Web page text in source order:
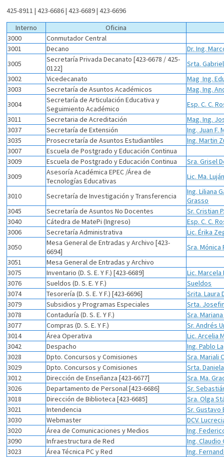
425-8911 | 423-6686 | 423-6689 | 423-6696
Interno
Oficina
3000
Conmutador Central
3001
Decano
Dr. Ing.
3005
Secretaría Privada Decanato [423-6678 / 425-
0122]
Srta.
3002
Vicedecanato
Mag Ing.
3003
Secretaría de Asuntos Académicos
Mag. Ing.
3004
Secretaría de Articulación Educativa y
Seguimiento Académico
Esp. C. C.
3011
Secretaria de Acreditación
Mag. Ing.
3037
Secretaría de Extensión
Ing. Juan F.
3035
Prosecretaría de Asuntos Estudiantiles
Ing. Martin
3007
Escuela de Postgrado y Educación Continua
3009
Escuela de Postgrado y Educación Continua
Sra. Grisel
3009
Asesoría Académica EPEC /Área de
Tecnologías Educativas
Lic. Ma.
3010 Secretaría de Investigación y Transferencia
Ing. Liliana
Grasso
3045
Secretaría de Asuntos No Docentes
Sr. Cristian
3040
Cátedra de MatePi (Ingreso)
Esp. C. C.
3006
Secretaría Administrativa
Lic. Érika
3050
Mesa General de Entradas y Archivo [423-
6694]
Sra. Mónica
3051
Mesa General de Entradas y Archivo
3075
Inventario (D. S. E. Y F.) [423-6689]
Lic. Marcela
3076
Sueldos (D. S. E. Y F.)
Sueldos
3074
Tesorería (D. S. E. Y F.) [423-6696]
Srita. Laura
3079
Subsidios y Programas Especiales
Srta.
3078
Contaduría (D. S. E. Y F.)
Sra.
3077
Compras (D. S. E. Y F.)
Sr. Andrés
3014
Área Operativa
Lic. Arcelia
3042
Despacho
Ing. Pablo
3028
Dpto. Concursos y Comisiones
Sra. Mariali
3029
Dpto. Concursos y Comisiones
Srta.
3012
Dirección de Enseñanza [423-6677]
Sra. Ma.
3026
Departamento de Personal [423-6686]
Sr.
3018
Dirección de Biblioteca [423-6685]
Sra. Olga
3021
Intendencia
Sr. Gustavo
3030
Webmaster
DCV.
3020
Área de Comunicaciones y Medios
Ing.
3090
Infraestructura de Red
Ing.
3023
Área Técnica PC y Red
Ing.